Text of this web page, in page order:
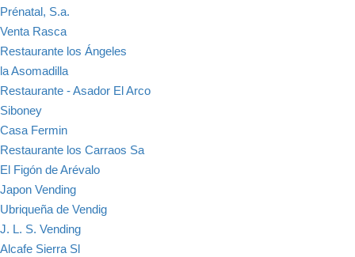
Prénatal, S.a.
Venta Rasca
Restaurante los Ángeles
la Asomadilla
Restaurante - Asador El Arco
Siboney
Casa Fermin
Restaurante los Carraos Sa
El Figón de Arévalo
Japon Vending
Ubriqueña de Vendig
J. L. S. Vending
Alcafe Sierra Sl